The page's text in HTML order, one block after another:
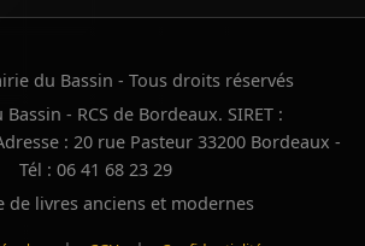
du Bassin - Tous droits réservés
- RCS de Bordeaux. SIRET :
: 20 rue Pasteur 33200 Bordeaux -
Tél : 06 41 68 23 29
de livres anciens et modernes